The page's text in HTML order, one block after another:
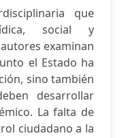
que
social y
examinan
el Estado ha
sino también
desarrollar
La falta de
ciudadano a la